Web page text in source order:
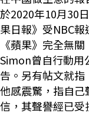
於2020年10月30
果日報》受NBC
《蘋果》完全無
Simon曾自行動用
告。另有帖文就指
他感震驚，指自
信，其聲譽經已受